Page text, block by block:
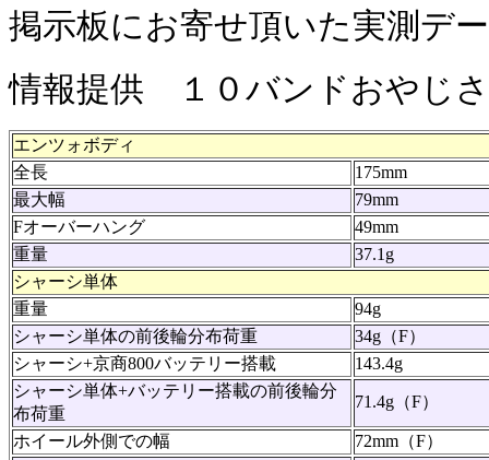
掲示板にお寄せ頂いた実測デ
情報提供 １０バンドおやじ
エンツォボディ
全長
175mm
最大幅
79mm
Fオーバーハング
49mm
重量
37.1g
シャーシ単体
重量
94g
シャーシ単体の前後輪分布荷重
34g（F）
シャーシ+京商800バッテリー搭載
143.4g
シャーシ単体+バッテリー搭載の前後輪分
布荷重
71.4g（F）
ホイール外側での幅
72mm（F）